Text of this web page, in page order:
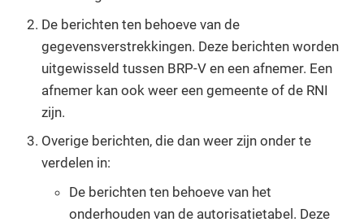
De berichten ten behoeve van de
gegevensverstrekkingen. Deze berichten worden
uitgewisseld tussen BRP-V en een afnemer. Een
afnemer kan ook weer een gemeente of de RNI
zijn.
Overige berichten, die dan weer zijn onder te
verdelen in:
De berichten ten behoeve van het
onderhouden van de autorisatietabel. Deze